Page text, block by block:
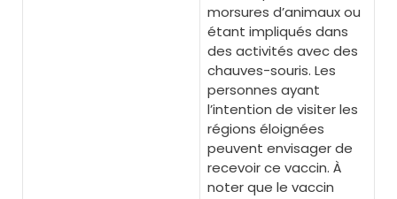
morsures d’animaux ou
étant impliqués dans
des activités avec des
chauves-souris. Les
personnes ayant
l’intention de visiter les
régions éloignées
peuvent envisager de
recevoir ce vaccin. À
noter que le vaccin